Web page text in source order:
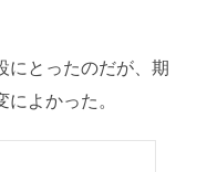
にとったのだが、期
よかった。